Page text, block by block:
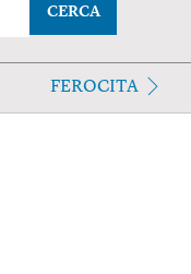
CERCA
FEROCITA